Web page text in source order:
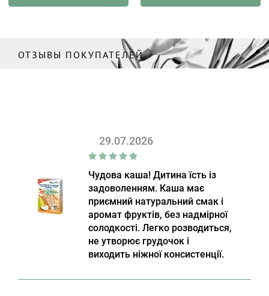
ОТЗЫВЫ ПОКУПАТЕЛЕЙ
29.07.2026
Чудова каша! Дитина їсть із
задоволенням. Каша має
приємний натуральний смак і
аромат фруктів, без надмірної
солодкості. Легко розводиться,
не утворює грудочок і
виходить ніжної консистенції.